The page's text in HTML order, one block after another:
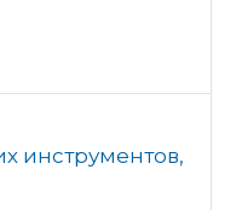
инструментов,